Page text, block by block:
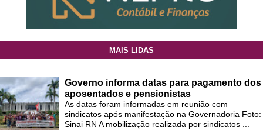
MAIS LIDAS
Governo informa datas para pagamento dos
aposentados e pensionistas
As datas foram informadas em reunião com
sindicatos após manifestação na Governadoria Foto:
Sinai RN A mobilização realizada por sindicatos ...